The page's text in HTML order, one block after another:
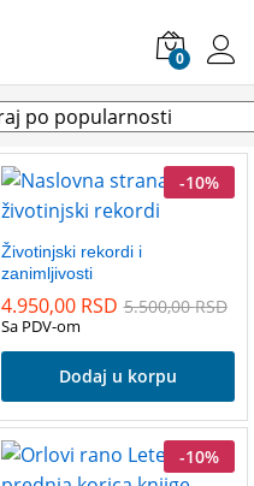
0
-10%
Životinjski rekordi i
zanimljivosti
4.950,00 RSD 5.500,00RSD
Sa PDV-om
Dodaj u korpu
-10%